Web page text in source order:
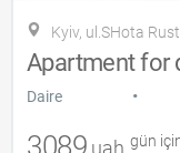
Kyiv, ul.SHota
Apartment for
Daire •
uah gün